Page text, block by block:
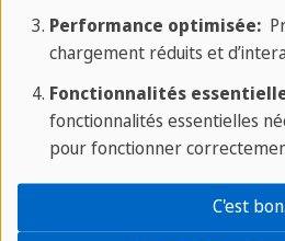
Sur le même thème
Performance optimisée:
chargement réduits et
Fonctionnalités
fonctionnalités essentielles
pour fonctionner
C'est bon.